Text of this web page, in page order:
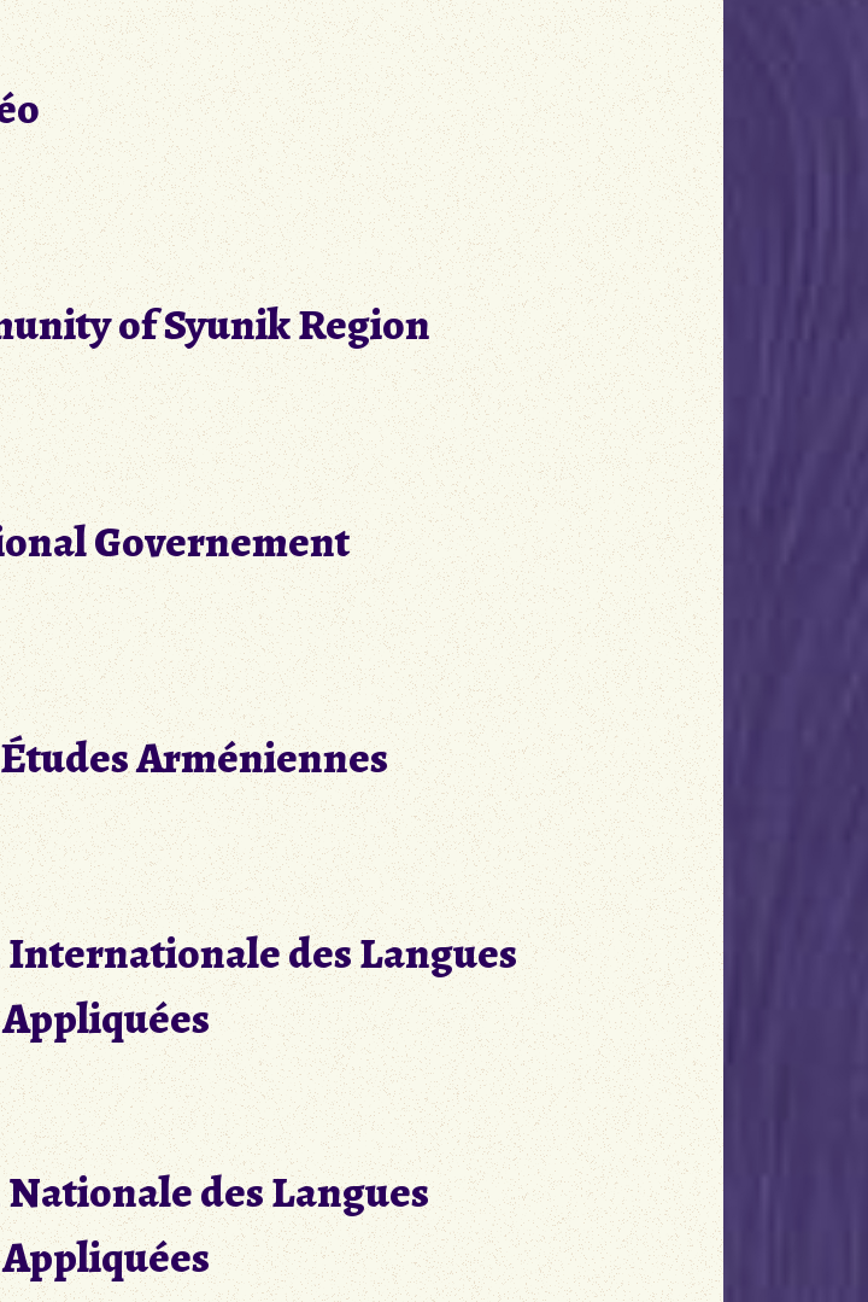
of Syunik Region
Governement
Arméniennes
des Langues
des Langues